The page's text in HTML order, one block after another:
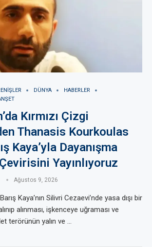
DÜNYA
HABERLER
Kırmızı Çizgi
Thanasis Kourkoulas
Kaya’yla Dayanışma
Yayınlıyoruz
Ağustos 9, 2026
Kaya’nın Silivri Cezaevi’nde yasa dışı bir
alınması, işkenceye uğraması ve
terörünün yalın ve …